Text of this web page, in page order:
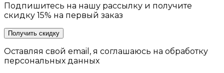
Подпишитесь на нашу рассылку и получите
скидку 15% на первый заказ
Получить скидку
Оставляя свой email, я соглашаюсь на обработку
персональных данных